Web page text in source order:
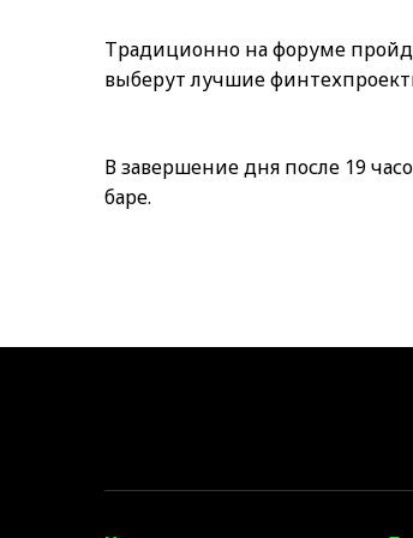
Традиционно на форуме
выберут лучшие
В завершение дня после 19
баре.